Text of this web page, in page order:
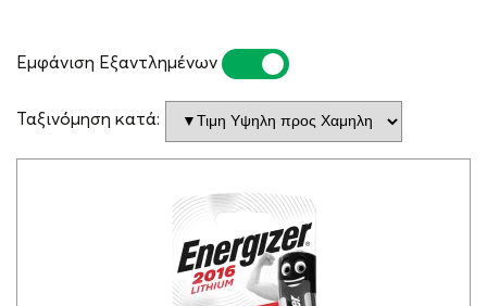
Εμφάνιση Εξαντλημένων
Ταξινόμηση κατά: